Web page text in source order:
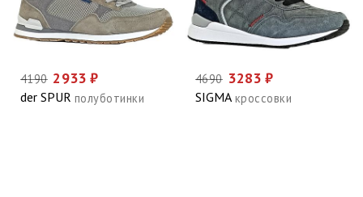
4190 2933 ₽
der SPUR полуботинки
4690 3283 ₽
SIGMA кроссовки